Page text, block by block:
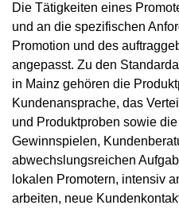
Die Tätigkeiten eines
und an die spezifischen
Promotion und des
angepasst. Zu den
in Mainz gehören die
Kundenansprache, das
und Produktproben sowie
Gewinnspielen,
abwechslungsreichen
lokalen Promotern, intensiv
arbeiten, neue